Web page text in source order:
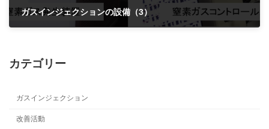
ガスインジェクションの設備（3）
カテゴリー
ガスインジェクション
改善活動